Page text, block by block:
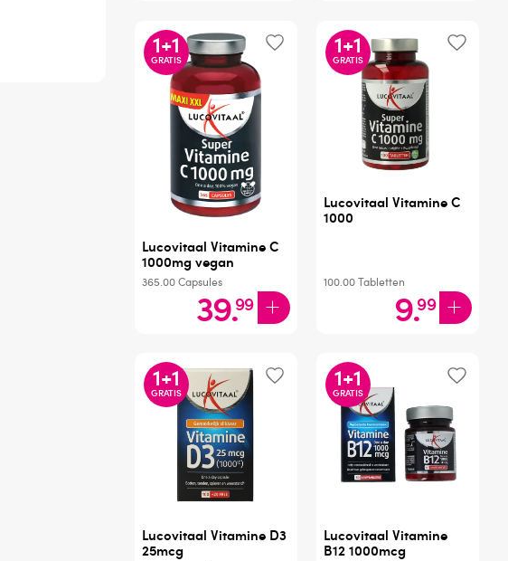
Lucovitaal Vitamine C
1000mg vegan
365.00Capsules
39.99
1+1
GRATIS
Lucovitaal Vitamine C
1000
100.00Tabletten
9.99
1+1
GRATIS
Lucovitaal Vitamine D3
25mcg
1+1
GRATIS
Lucovitaal Vitamine
B12 1000mcg
1+1
GRATIS